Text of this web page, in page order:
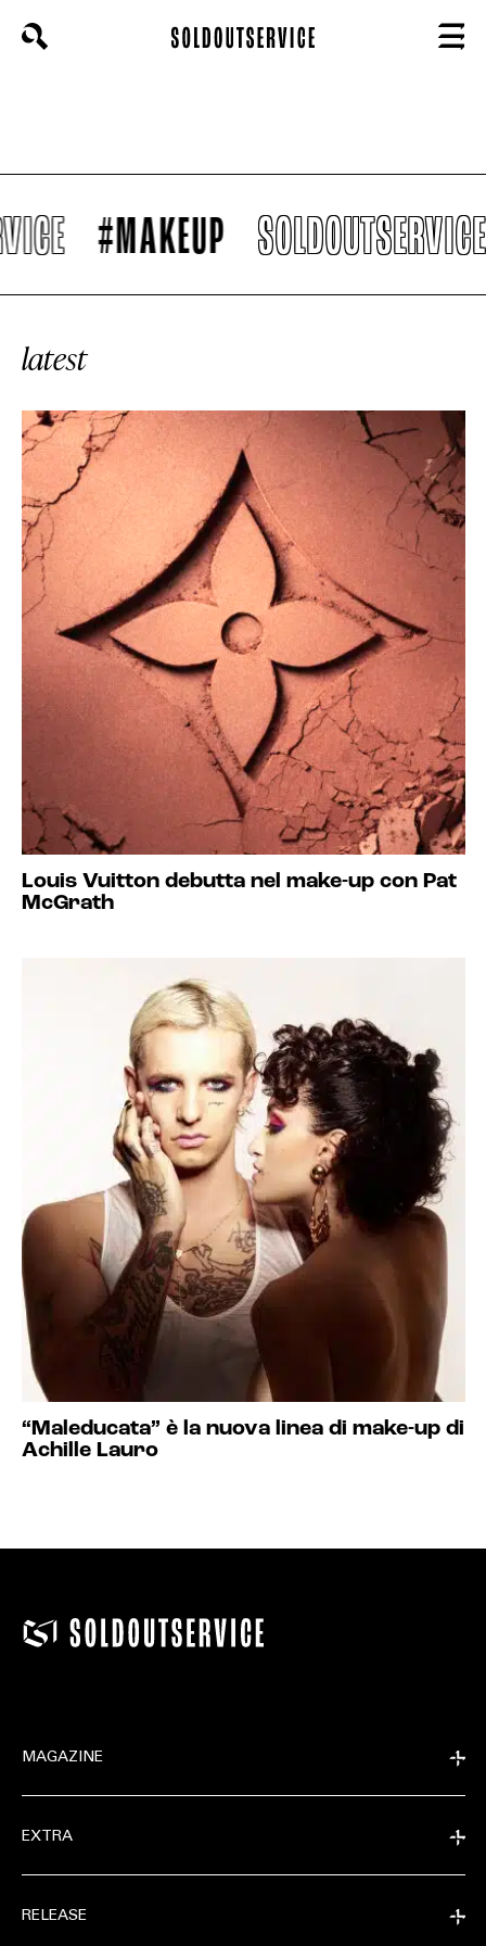
HOME
STYLE
#MAKEUP SOLDOUTSERVICE
latest
Louis Vuitton debutta nel make-up con Pat
McGrath
“Maleducata” è la nuova linea di make-up di
Achille Lauro
MAGAZINE
EXTRA
RELEASE